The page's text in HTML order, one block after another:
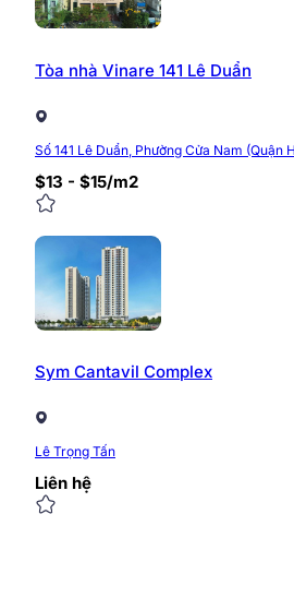
Tòa nhà Vinare 141 Lê Duẩn
Số 141 Lê Duẩn, Phường Cửa Nam (Quận
$13 - $15/m2
Sym Cantavil Complex
Lê Trọng Tấn
Liên hệ